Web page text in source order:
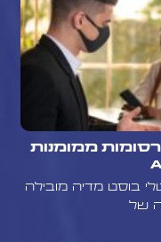
ממומנות
בוסט מדיה מובילה
של